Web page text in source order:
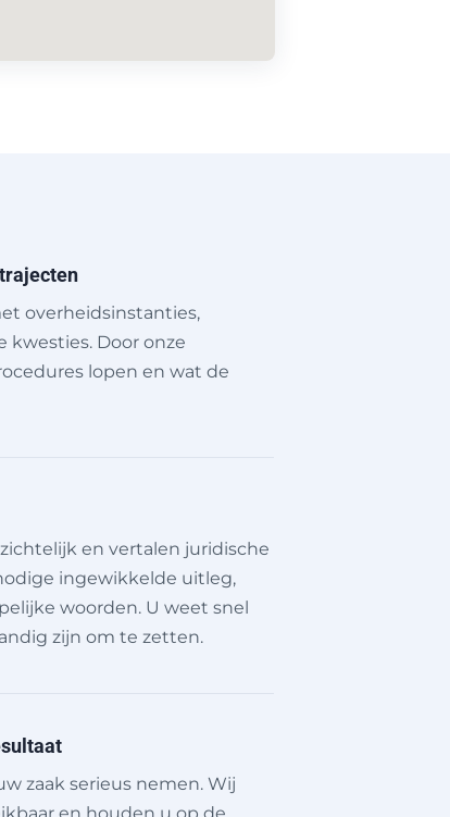
overheidsinstanties,
Door onze
lopen en wat de
en vertalen juridische
ingewikkelde uitleg,
woorden. U weet snel
zijn om te zetten.
zaak serieus nemen. Wij